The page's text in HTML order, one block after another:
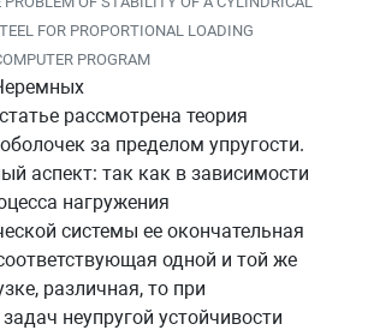
FOR PROPORTIONAL LOADING
PROGRAM
рассмотрена теория
за пределом упругости.
аспект: так как в зависимости
нагружения
системы ее окончательная
одной и той же
различная, то при
неупругой устойчивости